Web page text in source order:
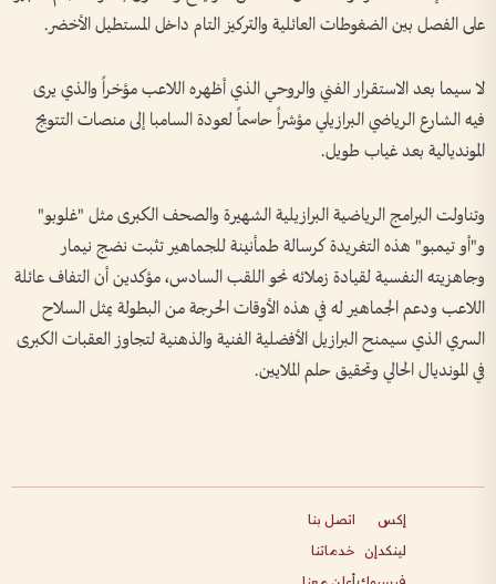
على الفصل بين الضغوطات العائلية والتركيز التام داخل المستطيل الأخضر.
لا سيما بعد الاستقرار الفني والروحي الذي أظهره اللاعب مؤخراً والذي يرى
فيه الشارع الرياضي البرازيلي مؤشراً حاسماً لعودة السامبا إلى منصات التتويج
المونديالية بعد غياب طويل.
وتناولت البرامج الرياضية البرازيلية الشهيرة والصحف الكبرى مثل "غلوبو"
و"أو تيمبو" هذه التغريدة كرسالة طمأنينة للجماهير تثبت نضج نيمار
وجاهزيته النفسية لقيادة زملائه نحو اللقب السادس، مؤكدين أن التفاف عائلة
اللاعب ودعم الجماهير له في هذه الأوقات الحرجة من البطولة يمثل السلاح
السري الذي سيمنح البرازيل الأفضلية الفنية والذهنية لتجاوز العقبات الكبرى
في المونديال الحالي وتحقيق حلم الملايين.
إكس
لينكدإن
اتصل بنا
خدماتنا